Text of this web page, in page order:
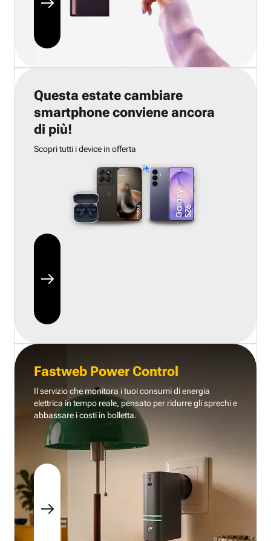
Questa estate cambiare
smartphone conviene ancora
di più!
Scopri tutti i device in offerta
Fastweb Power Control
Il servizio che monitora i tuoi consumi di energia
elettrica in tempo reale, pensato per ridurre gli sprechi e
abbassare i costi in bolletta.